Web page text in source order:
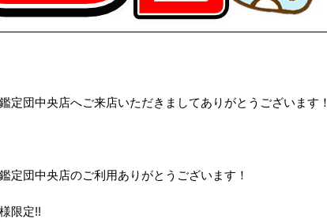
定団中央店へご来店いただきましてありがとうございます！
定団中央店のご利用ありがとうございます！
限定!!